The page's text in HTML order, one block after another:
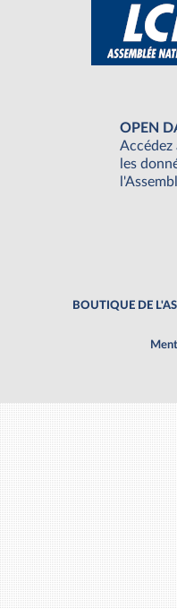
OPEN
Accédez
les
BOUTIQUE DE